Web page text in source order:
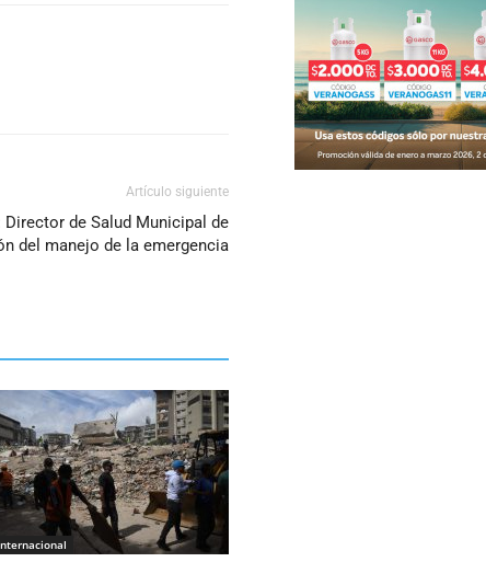
Artículo siguiente
Director de Salud Municipal de
del manejo de la emergencia